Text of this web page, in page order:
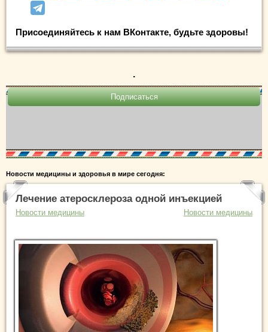
Присоединяйтесь к нам ВКонтакте, будьте здоровы!
.
Новости медицины и здоровья в мире сегодня:
Лечение атеросклероза одной инъекцией
Новости медицины Новости медицины